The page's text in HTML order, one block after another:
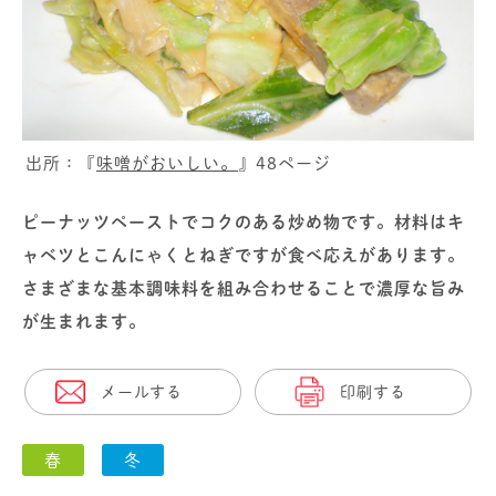
出所：『 味噌がおいしい。 』48ページ
ピーナッツペーストでコクのある炒め物です。材料はキ
ャベツとこんにゃくとねぎですが食べ応えがあります。
さまざまな基本調味料を組み合わせることで濃厚な旨み
が生まれます。
メールする 印刷する
春 冬